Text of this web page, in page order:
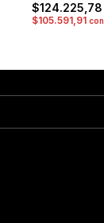
$124.225,78
$105.591,91 con